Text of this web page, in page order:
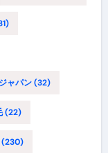
ャパン(32)
(22)